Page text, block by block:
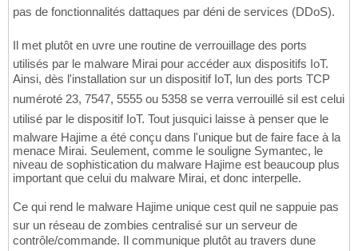
pas de fonctionnalités dattaques par déni de services (DDoS).
Il met plutôt en uvre une routine de verrouillage des ports
utilisés par le malware Mirai pour accéder aux dispositifs IoT.
Ainsi, dès l'installation sur un dispositif IoT, lun des ports TCP
numéroté 23, 7547, 5555 ou 5358 se verra verrouillé sil est celui
utilisé par le dispositif IoT. Tout jusquici laisse à penser que le
malware Hajime a été conçu dans l'unique but de faire face à la
menace Mirai. Seulement, comme le souligne Symantec, le
niveau de sophistication du malware Hajime est beaucoup plus
important que celui du malware Mirai, et donc interpelle.
Ce qui rend le malware Hajime unique cest quil ne sappuie pas
sur un réseau de zombies centralisé sur un serveur de
contrôle/commande. Il communique plutôt au travers dune